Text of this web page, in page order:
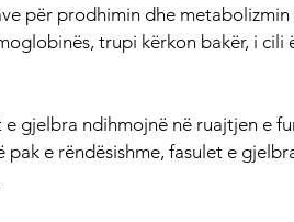
për prodhimin dhe metabolizmin
trupi kërkon bakër, i cili
gjelbra ndihmojnë në ruajtjen e
e rëndësishme, fasulet e